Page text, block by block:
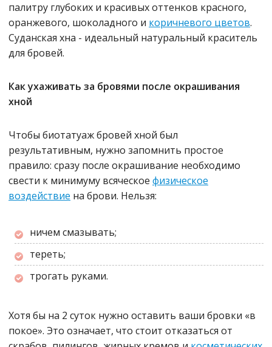
палитру глубоких и красивых оттенков красного,
оранжевого, шоколадного и коричневого цветов.
Суданская хна - идеальный натуральный краситель
для бровей.
Как ухаживать за бровями после окрашивания
хной
Чтобы биотатуаж бровей хной был
результативным, нужно запомнить простое
правило: сразу после окрашивание необходимо
свести к минимуму всяческое физическое
воздействие на брови. Нельзя:
ничем смазывать;
тереть;
трогать руками.
Хотя бы на 2 суток нужно оставить ваши бровки «в
покое». Это означает, что стоит отказаться от